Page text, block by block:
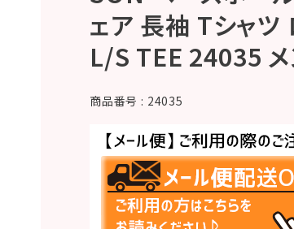
ェア 長袖 Tシャ
L/S TEE 24035
商品番号 24035